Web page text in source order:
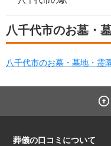
八千代市のお墓・
八千代市のお墓・墓地・霊
葬儀の口コミについて